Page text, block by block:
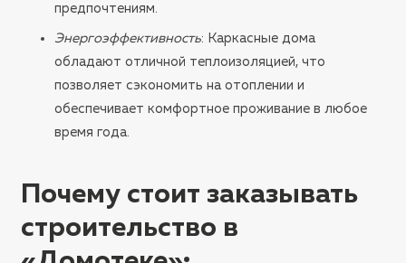
предпочтениям.
Энергоэффективность: Каркасные дома
обладают отличной теплоизоляцией, что
позволяет сэкономить на отоплении и
обеспечивает комфортное проживание в любое
время года.
Почему стоит заказывать
строительство в